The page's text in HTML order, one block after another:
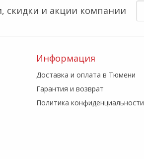
скидки и акции компании
Информация
Доставка и оплата в Тюмени
Гарантия и возврат
Политика конфиденциальности